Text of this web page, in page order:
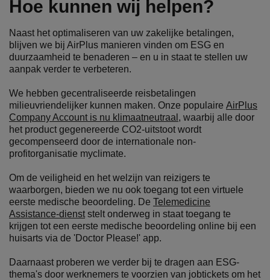
Hoe kunnen wij helpen?
Naast het optimaliseren van uw zakelijke betalingen,
blijven we bij AirPlus manieren vinden om ESG en
duurzaamheid te benaderen – en u in staat te stellen uw
aanpak verder te verbeteren.
We hebben gecentraliseerde reisbetalingen
milieuvriendelijker kunnen maken. Onze populaire AirPlus
Company Account is nu klimaatneutraal , waarbij alle door
het product gegenereerde CO2-uitstoot wordt
gecompenseerd door de internationale non-
profitorganisatie myclimate.
Om de veiligheid en het welzijn van reizigers te
waarborgen, bieden we nu ook toegang tot een virtuele
eerste medische beoordeling. De Telemedicine
Assistance-dienst stelt onderweg in staat toegang te
krijgen tot een eerste medische beoordeling online bij een
huisarts via de 'Doctor Please!' app.
Daarnaast proberen we verder bij te dragen aan ESG-
thema's door werknemers te voorzien van jobtickets om het